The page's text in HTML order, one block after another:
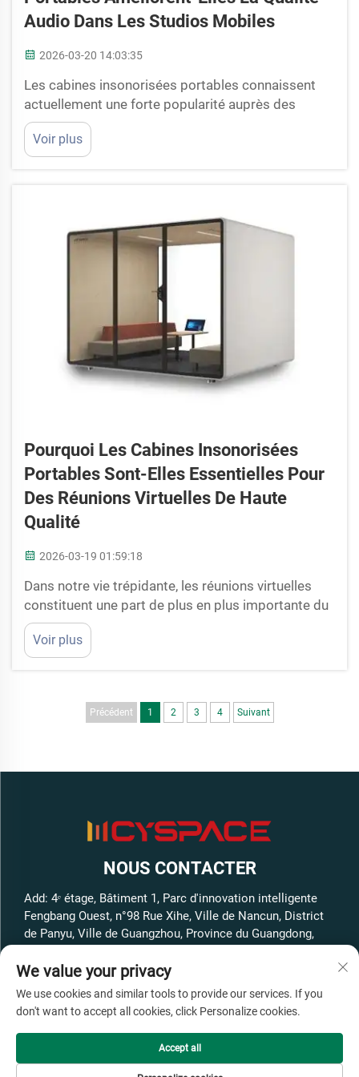
Audio Dans Les Studios Mobiles
2026-03-20 14:03:35
Les cabines insonorisées portables connaissent
actuellement une forte popularité auprès des
personnes souhaitant réaliser de bonnes prises de
son en déplacement. Ces cabines ressemblent à de
petites pièces qui bloquent les bruits provenant de
Voir plus
Pourquoi Les Cabines Insonorisées
Portables Sont-Elles Essentielles Pour
Des Réunions Virtuelles De Haute
Qualité
2026-03-19 01:59:18
Dans notre vie trépidante, les réunions virtuelles
constituent une part de plus en plus importante du
travail et des échanges avec autrui. Toutefois, il est
parfois difficile de trouver un endroit calme pour
parler, notamment lorsque le bruit ambiant est
portables s’avèrent très pratiques. Ces spéc...
Voir plus
Précédent 1 2 3 4 Suivant
NOUS CONTACTER
Add: 4ᵉ étage, Bâtiment 1, Parc d'innovation intelligente
Fengbang Ouest, n°98 Rue Xihe, Ville de Nancun, District
de Panyu, Ville de Guangzhou, Province du Guangdong,
Tél. :+86-13316062192
E-mail :[email protected]
Copyright © GuangZhou Cyspace Intelligent Equipment Co.,Ltd
Tous droits réservés -Politique de confidentialité
We value your privacy
We use cookies and similar tools to provide our services. If you
don't want to accept all cookies, click Personalize cookies.
Accept all